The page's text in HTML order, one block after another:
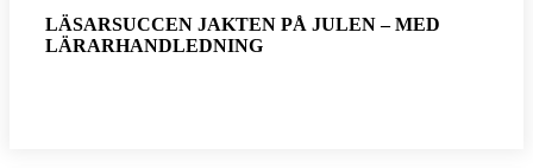
LÄSARSUCCEN JAKTEN PÅ JULEN – MED
LÄRARHANDLEDNING